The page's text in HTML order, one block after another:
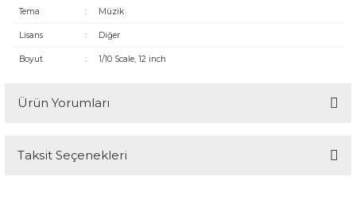
Tema : Müzik
Lisans : Diğer
Boyut : 1/10 Scale, 12 inch
Ürün Yorumları
Bu ürüne ilk yorumu siz yapın!
Taksit Seçenekleri